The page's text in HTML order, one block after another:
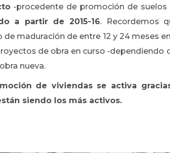
-procedente de promoción de
a partir de 2015-16. Recordemos
de maduración de entre 12 y 24 meses
de obra en curso -dependiendo
nueva.
de viviendas se activa
siendo los más activos.